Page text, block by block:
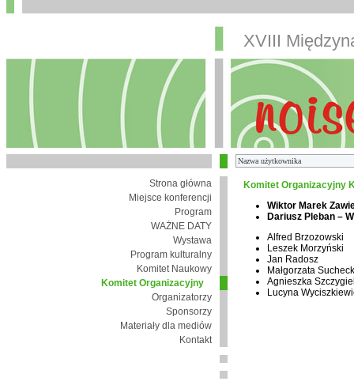
XVIII
Strona główna
Miejsce konferencji
Program
WAŻNE DATY
Wystawa
Program kulturalny
Komitet Naukowy
Komitet Organizacyjny
Organizatorzy
Sponsorzy
Materiały dla mediów
Kontakt
Komitet Organizacyjny
Wiktor Marek
Dariusz Pleban –
Alfred Brzozowski
Leszek Morzyński
Jan Radosz
Małgorzata
Agnieszka
Lucyna